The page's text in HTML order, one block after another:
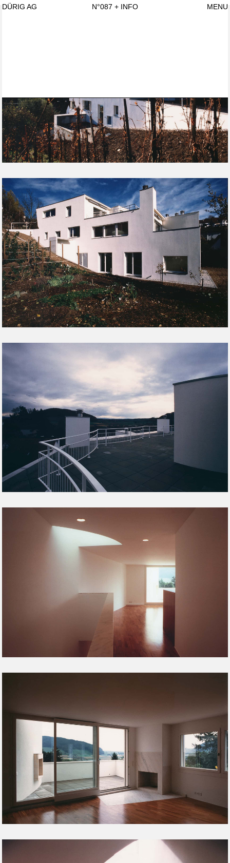
DÜRIG AG MENU
N°087 + INFO